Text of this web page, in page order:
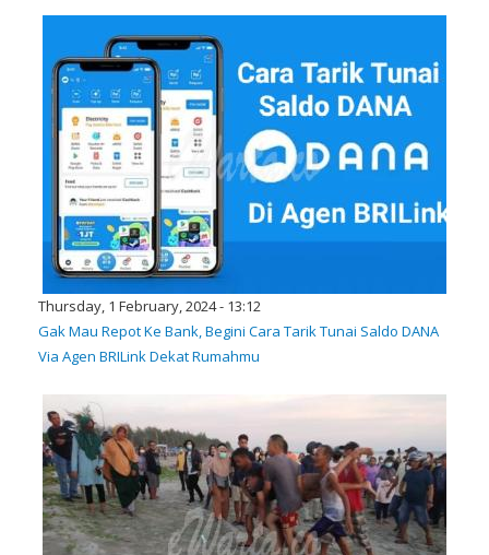
Thursday, 1 February, 2024 - 13:12
Gak Mau Repot Ke Bank, Begini Cara Tarik Tunai Saldo DANA
Via Agen BRILink Dekat Rumahmu